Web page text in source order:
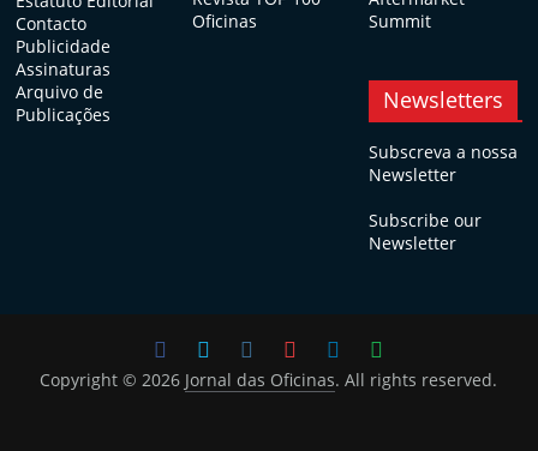
Contacto
Publicidade
Assinaturas
Arquivo de
Publicações
Oficinas
Summit
Newsletters
Subscreva a nossa
Newsletter
Subscribe our
Newsletter
Copyright © 2026 Jornal das Oficinas. All rights reserved.